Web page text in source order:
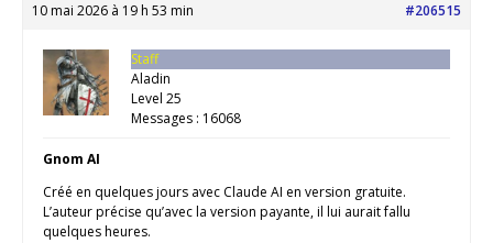
10 mai 2026 à 19 h 53 min #206515
Staff
Aladin
Level 25
Messages : 16068
Gnom AI
Créé en quelques jours avec Claude AI en version gratuite.
L’auteur précise qu’avec la version payante, il lui aurait fallu
quelques heures.